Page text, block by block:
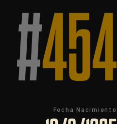
#454
Fecha Nacimiento